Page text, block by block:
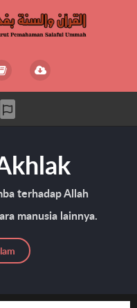
terhadap Allah
manusia lainnya.